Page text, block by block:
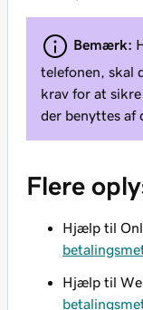
Bemærk:
telefonen, skal
krav for at
der benyttes af
Flere
Hjælp til
Hjælp til